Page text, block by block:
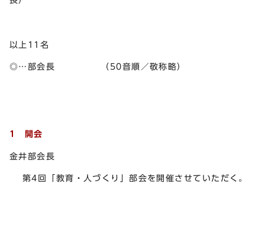
以上11名
◎…部会長 （50音順／敬称略）
1 開会
金井部会長
第4回「教育・人づくり」部会を開催させていただく。